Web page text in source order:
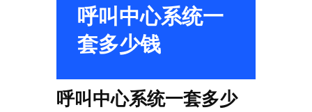
呼叫中心系统一
套多少钱
呼叫中心系统一套多少